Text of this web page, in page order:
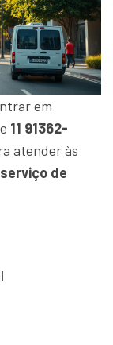
em
11 91362-
atender às
serviço de